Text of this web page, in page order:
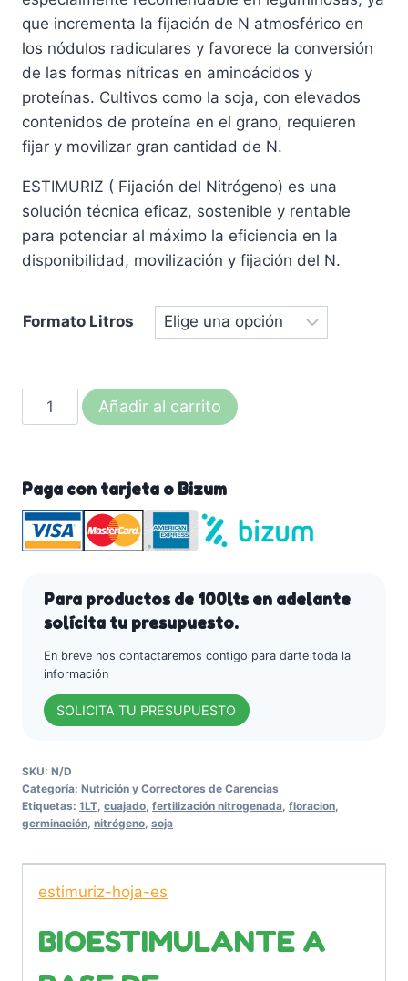
que incrementa la fijación de N atmosférico en
los nódulos radiculares y favorece la conversión
de las formas nítricas en aminoácidos y
proteínas. Cultivos como la soja, con elevados
contenidos de proteína en el grano, requieren
fijar y movilizar gran cantidad de N.
ESTIMURIZ ( Fijación del Nitrógeno) es una
solución técnica eficaz, sostenible y rentable
para potenciar al máximo la eficiencia en la
disponibilidad, movilización y fijación del N.
Formato Litros
ESTIMURIZ
(
Nitrógeno)
cantidad
Añadir al carrito
Paga con tarjeta o Bizum
Para productos de 100lts en adelante
solícita tu presupuesto.
En breve nos contactaremos contigo para darte toda la
información
SOLICITA TU PRESUPUESTO
SKU: N/D
Categoría: Nutrición y Correctores de Carencias
Etiquetas: 1LT cuajado fertilización nitrogenada floracion
germinación nitrógeno soja
estimuriz-hoja-es
BIOESTIMULANTE A